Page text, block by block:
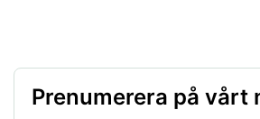
Prenumerera på vårt